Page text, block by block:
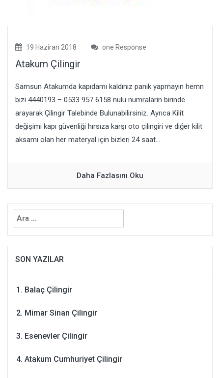
19 Haziran 2018 one Response
Atakum Çilingir
Samsun Atakumda kapıdamı kaldınız panik yapmayın hemn
bizi 4440193 – 0533 957 6158 nulu numralarin birinde
arayarak Çilingir Talebinde Bulunabilirsiniz. Ayrıca Kilit
değişimi kapı güvenliği hırsıza karşı oto çilingiri ve diğer kilit
aksamı olan her materyal için bizleri 24 saat...
Daha Fazlasını Oku
Arama:
SON YAZILAR
Balaç Çilingir
Mimar Sinan Çilingir
Esenevler Çilingir
Atakum Cumhuriyet Çilingir